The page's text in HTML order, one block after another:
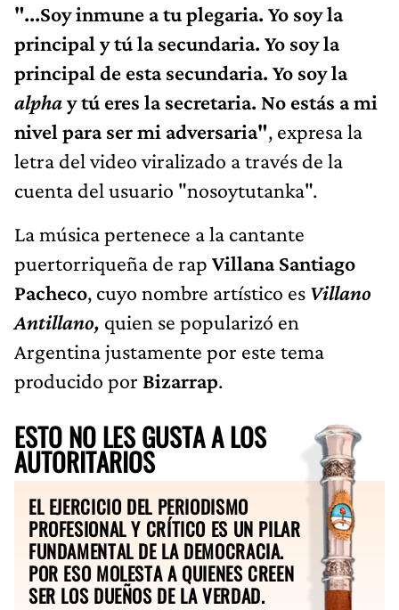
"...Soy inmune a tu plegaria. Yo soy la
principal y tú la secundaria. Yo soy la
principal de esta secundaria. Yo soy la
alphay tú eres la secretaria. No estás a mi
nivel para ser mi adversaria", expresa la
letra del video viralizado a través de la
cuenta del usuario "nosoytutanka".
La música pertenece a la cantante
puertorriqueña de rap Villana Santiago
Pacheco, cuyo nombre artístico es Villano
Antillano, quien se popularizó en
Argentina justamente por este tema
producido por Bizarrap.
ESTO NO LES GUSTA A LOS
AUTORITARIOS
EL EJERCICIO DEL PERIODISMO
PROFESIONAL Y CRÍTICO ES UN PILAR
FUNDAMENTAL DE LA DEMOCRACIA.
POR ESO MOLESTA A QUIENES CREEN
SER LOS DUEÑOS DE LA VERDAD.